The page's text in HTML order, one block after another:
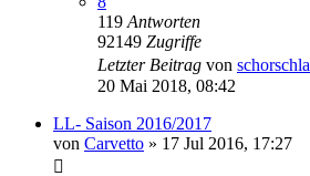
119 Antworten
92149 Zugriffe
Letzter Beitrag von schorschla
20 Mai 2018, 08:42
LL- Saison 2016/2017
von Carvetto » 17 Jul 2016, 17:27